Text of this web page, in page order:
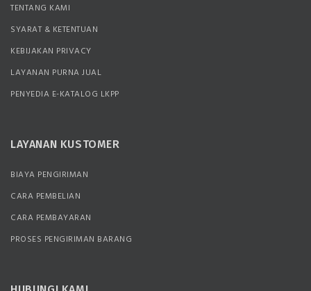
TENTANG KAMI
SYARAT & KETENTUAN
KEBIJAKAN PRIVACY
LAYANAN PURNA JUAL
PENYEDIA E-KATALOG LKPP
LAYANAN KUSTOMER
BIAYA PENGIRIMAN
CARA PEMBELIAN
CARA PEMBAYARAN
PROSES PENGIRIMAN BARANG